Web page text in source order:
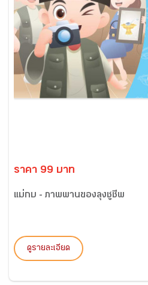
ราคา 99 บาท
แม่กบ - ภาพพานของลุงชูชีพ
ดูรายละเอียด